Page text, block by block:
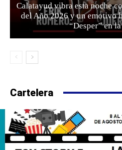
Calatayud vibra esta noche
del Año 2026 y un emotivo
“Desper” en
Cartelera